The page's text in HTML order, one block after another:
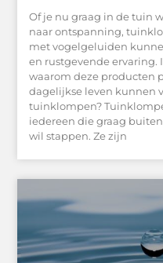
Of je nu graag in de tuin
naar ontspanning,
met vogelgeluiden
en rustgevende ervaring.
waarom deze producten
dagelijkse leven kunnen
tuinklompen?
iedereen die graag
wil stappen. Ze zijn